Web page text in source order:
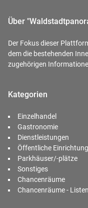
Über
Der Fokus dieser
dem die bestehenden
zugehörigen
Kategorien
Einzelhandel
Gastronomie
Dienstleistungen
Öffentliche
Parkhäuser/-plätze
Sonstiges
Chancenräume
Chancenräume -